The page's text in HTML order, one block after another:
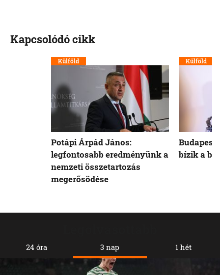
24 óra 3 nap 1 hét
Kapcsolódó cikk
Külföld
Potápi Árpád János:
legfontosabb eredményünk a
nemzeti összetartozás
megerősödése
Külföld
Budapest
bízik a